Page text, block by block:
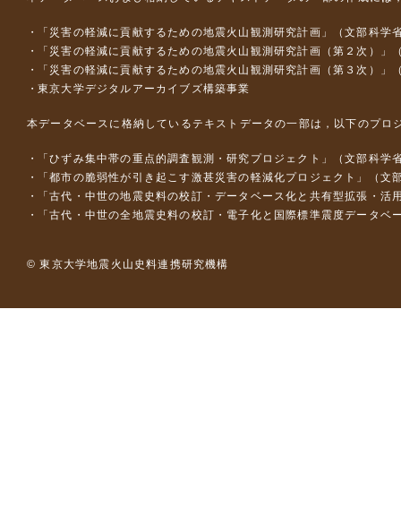
「災害の軽減に貢献するための地震火山観測研究計画」（文部科学
「災害の軽減に貢献するための地震火山観測研究計画（第２次）」
「災害の軽減に貢献するための地震火山観測研究計画（第３次）」
東京大学デジタルアーカイブズ構築事業
本データベースに格納しているテキストデータの一部は，以下のプロ
「ひずみ集中帯の重点的調査観測・研究プロジェクト」（文部科
「都市の脆弱性が引き起こす激甚災害の軽減化プロジェクト」（
「古代・中世の地震史料の校訂・データベース化と共有型拡張・
「古代・中世の全地震史料の校訂・電子化と国際標準震度データ
© 東京大学地震火山史料連携研究機構